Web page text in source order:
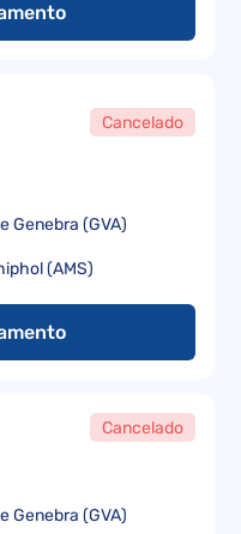
Cancelado
Genebra (GVA)
(AMS)
Cancelado
Genebra (GVA)